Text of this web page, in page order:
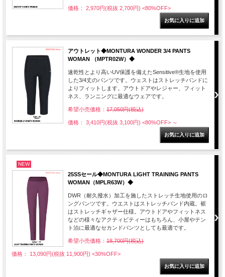
価格： 2,970円(税抜 2,700円) <80%OFF>
アウトレット◆MONTURA WONDER 3/4 PANTS
WOMAN （MPTR02W）◆
速乾性とより高いUV保護を備えたSensitive®生地を使用
した3/4丈のパンツです。ウェストはストレッチバンドに
よりフィットします。アウトドアやレジャー、フィット
ネス、ランニングに最適なウェアです。
希望小売価格： 17,050円(税込)
価格： 3,410円(税抜 3,100円) <80%OFF> ～
NEW
25SSセール◆MONTURA LIGHT TRAINING PANTS
WOMAN（MPLR63W）◆
DWR（耐久撥水）加工を施したストレッチ生地使用のロ
ングパンツです。ウエストはストレッチバンド内蔵。裾
はストレッチギャザー仕様。アウトドアやフィットネス
などの様々なアクティビティーはもちろん、小屋やテン
ト泊に最適なセカンドパンツとしても最適です。
希望小売価格： 18,700円(税込)
価格： 13,090円(税抜 11,900円) <30%OFF>